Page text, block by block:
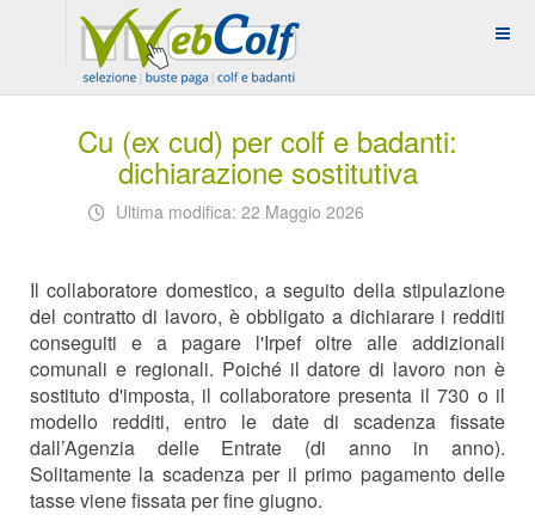
Cu (ex cud) per colf e badanti:
dichiarazione sostitutiva
Ultima modifica: 22 Maggio 2026
Il collaboratore domestico, a seguito della stipulazione
del contratto di lavoro, è obbligato a dichiarare i redditi
conseguiti e a pagare l'Irpef oltre alle addizionali
comunali e regionali. Poiché il datore di lavoro non è
sostituto d'imposta, il collaboratore presenta il 730 o il
modello redditi, entro le date di scadenza fissate
dall’Agenzia delle Entrate (di anno in anno).
Solitamente la scadenza per il primo pagamento delle
tasse viene fissata per fine giugno.